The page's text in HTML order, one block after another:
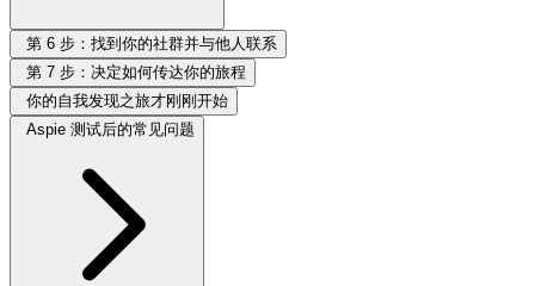
第 6 步：找到你的社群并与他人联系
第 7 步：决定如何传达你的旅程
你的自我发现之旅才刚刚开始
Aspie 测试后的常见问题